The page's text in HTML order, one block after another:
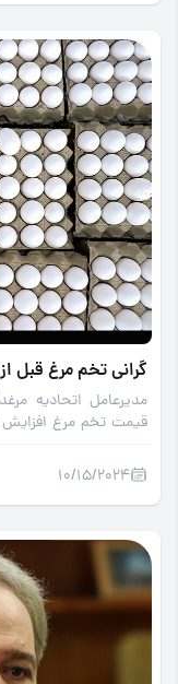
گرانی تخم مرغ قبل
مدیرعامل اتحادیه
قیمت‌ تخم مرغ افزایش
پیشنهاد داده ولی نظر وزارت جهاد
10/15/2024